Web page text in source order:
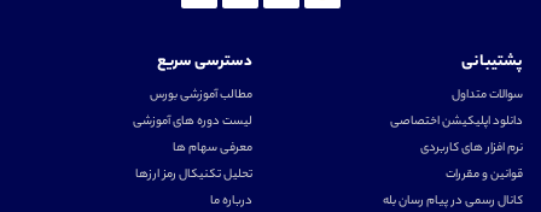
پشتیبانی
سوالات متداول
دانلود اپلیکیشن اختصاصی
نرم افزار های کاربردی
قوانین و مقررات
کانال رسمی در پیام رسان بله
دسترسی سریع
مطالب آموزشی بورس
لیست دوره های آموزشی
معرفی سهام ها
تحلیل تکنیکال رمز ارزها
درباره ما